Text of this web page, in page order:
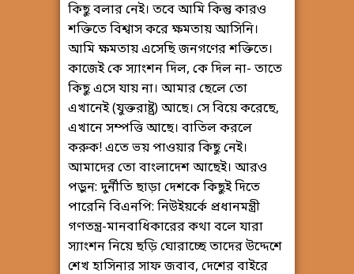
কিছু বলার নেই। তবে আমি কিন্তু কারও
শক্তিতে বিশ্বাস করে ক্ষমতায় আসিনি।
আমি ক্ষমতায় এসেছি জনগণের শক্তিতে।
কাজেই কে স্যাংশন দিল, কে দিল না- তাতে
কিছু এসে যায় না। আমার ছেলে তো
এখানেই (যুক্তরাষ্ট্র) আছে। সে বিয়ে করেছে,
এখানে সম্পত্তি আছে। বাতিল করলে
করুক! এতে ভয় পাওয়ার কিছু নেই।
আমাদের তো বাংলাদেশ আছেই। আরও
পড়ুন: দুর্নীতি ছাড়া দেশকে কিছুই দিতে
পারেনি বিএনপি: নিউইয়র্কে প্রধানমন্ত্রী
গণতন্ত্র-মানবাধিকারের কথা বলে যারা
স্যাংশন নিয়ে ছড়ি ঘোরাচ্ছে তাদের উদ্দেশে
শেখ হাসিনার সাফ জবাব, দেশের বাইরে